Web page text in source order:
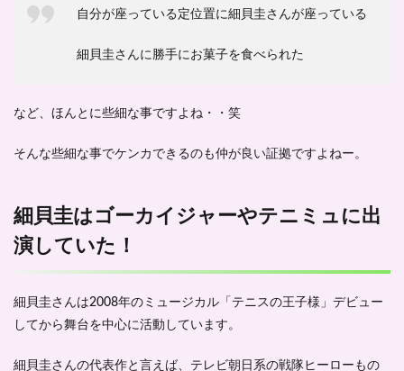
自分が座っている定位置に細貝圭さんが座っている
細貝圭さんに勝手にお菓子を食べられた
など、ほんとに些細な事ですよね・・笑
そんな些細な事でケンカできるのも仲が良い証拠ですよねー。
細貝圭はゴーカイジャーやテニミュに出
演していた！
細貝圭さんは2008年のミュージカル 「テニスの王子様」 デビュー
してから舞台を中心に活動しています。
細貝圭さんの代表作と言えば、テレビ朝日系の戦隊ヒーローもの